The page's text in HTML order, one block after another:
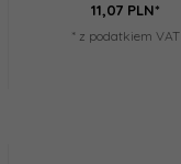
11,07 PLN*
* z podatkiem VAT